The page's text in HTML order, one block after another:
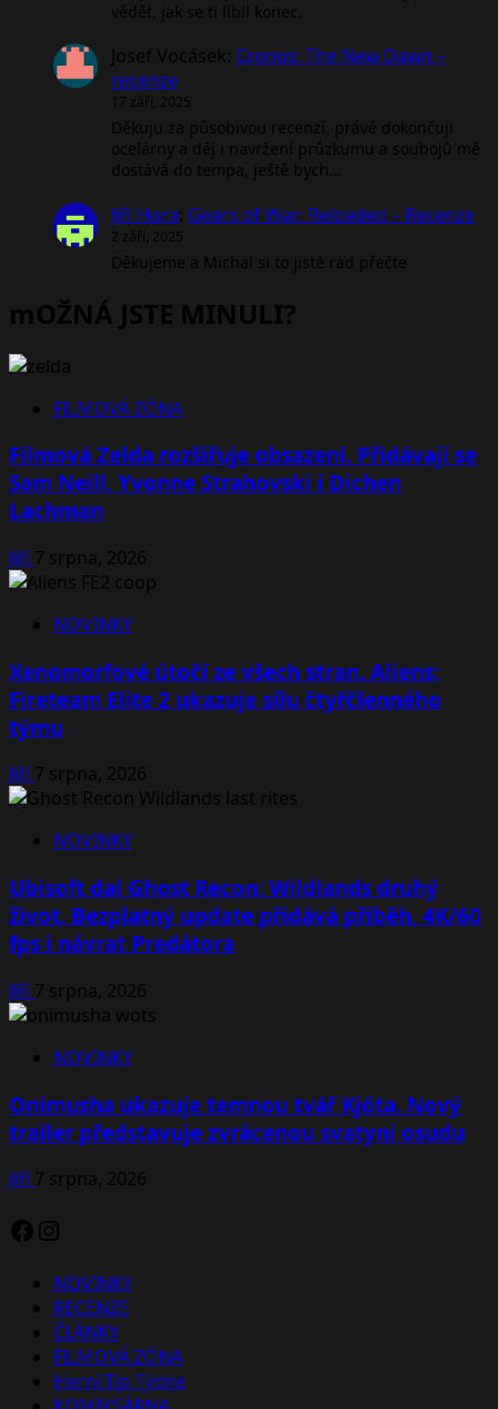
vědět, jak se ti líbil konec.
Josef Vocásek: Cronos: The New Dawn –
recenze
17 září, 2025
Děkuju za působivou recenzí, právě dokončuji
ocelárny a děj i navržení průzkumu a soubojů mě
dostává do tempa, ještě bych…
Jiří Hora: Gears of War: Reloaded – Recenze
2 září, 2025
Děkujeme a Michal si to jistě rád přečte
mOŽNÁ JSTE MINULI?
FILMOVÁ ZÓNA
Filmová Zelda rozšiřuje obsazení. Přidávají se
Sam Neill, Yvonne Strahovski i Dichen
Lachman
Jiří7 srpna, 2026
NOVINKY
Xenomorfové útočí ze všech stran. Aliens:
Fireteam Elite 2 ukazuje sílu čtyřčlenného
týmu
Jiří7 srpna, 2026
NOVINKY
Ubisoft dal Ghost Recon: Wildlands druhý
život. Bezplatný update přidává příběh, 4K/60
fps i návrat Predátora
Jiří7 srpna, 2026
NOVINKY
Onimusha ukazuje temnou tvář Kjóta. Nový
trailer představuje zvrácenou svatyni osudu
Jiří7 srpna, 2026
Facebook
Instagram
NOVINKY
RECENZE
ČLÁNKY
FILMOVÁ ZÓNA
Herní Tip Týdne